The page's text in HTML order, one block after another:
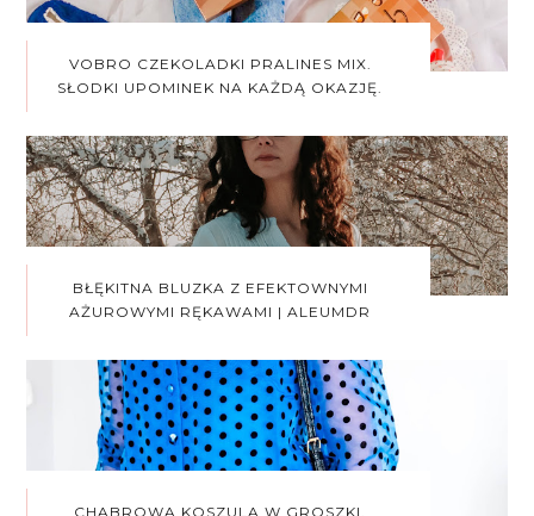
VOBRO CZEKOLADKI PRALINES MIX.
SŁODKI UPOMINEK NA KAŻDĄ OKAZJĘ.
BŁĘKITNA BLUZKA Z EFEKTOWNYMI
AŻUROWYMI RĘKAWAMI | ALEUMDR
CHABROWA KOSZULA W GROSZKI.